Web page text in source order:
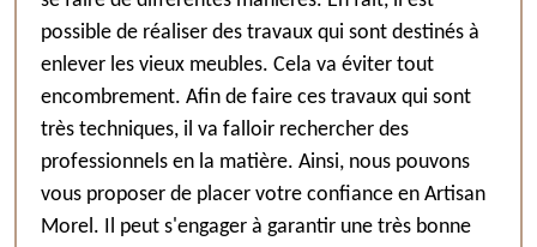
possible de réaliser des travaux qui sont destinés à
enlever les vieux meubles. Cela va éviter tout
encombrement. Afin de faire ces travaux qui sont
très techniques, il va falloir rechercher des
professionnels en la matière. Ainsi, nous pouvons
vous proposer de placer votre confiance en Artisan
Morel. Il peut s'engager à garantir une très bonne